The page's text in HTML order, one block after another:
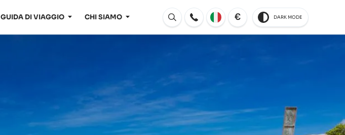
GUIDA DI VIAGGIO CHI SIAMO
Aperto
€ DARK MODE